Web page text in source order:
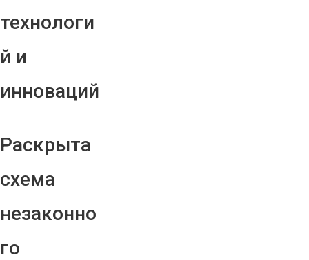
технологи
й и
инноваций
Раскрыта
схема
незаконно
го